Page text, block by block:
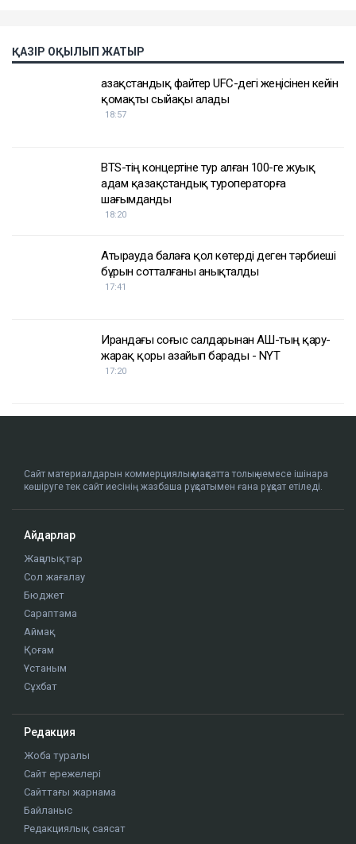
ҚАЗІР ОҚЫЛЫП ЖАТЫР
Қазақстандық файтер UFC-дегі жеңісінен кейін
қомақты сыйақы алады
18:57
BTS-тің концертіне тур алған 100-ге жуық
адам қазақстандық туроператорға
шағымданды
18:20
Атырауда балаға қол көтерді деген тәрбиеші
бұрын сотталғаны анықталды
17:41
Ирандағы соғыс салдарынан АҚШ-тың қару-
жарақ қоры азайып барады - NYT
17:20
Сайт материалдарын коммерциялық мақсатта толық немесе ішінара
Айдарлар
Редакция